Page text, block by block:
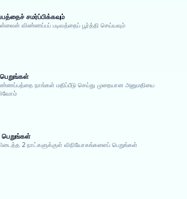
சமர்ப்பிக்கவும்
விண்ணப்பப் படிவத்தைப் பூர்த்தி செய்யவும்
நாங்கள் மதிப்பீடு செய்து முறையான அனுமதியை
பெறுங்கள்
2 நாட்களுக்குள் விநியோகங்களைப் பெறுங்கள்